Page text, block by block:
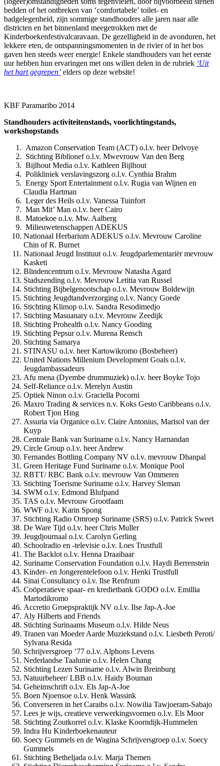
bedden of het ontbreken van ‘comfortabele’ toilet- en
badgelegenheid, zijn sommige standhouders alle jaren naar alle
districten en het binnenland meegetrokken met de
Kinderboekenfestivalcaravaan. De gezelligheid in de avonduren, het
lekkere eten, de ontspanningsmomenten in de rivier of in het bos
gaven hen steeds weer energie! Enkele standhouders van het eerste
uur hebben hun ervaringen met ons willen delen in de rubriek ‘Uit
het hart gegrepen’ elders op deze website!
KBF Paramaribo 2014
Standhouders activiteitenstands, voorlichtingstands,
workshopstands
Amazon Conservation Team (ACT) o.l.v. heer Delvoye
Stichting Biblionef o.l.v. Mwevrouw Van den Berg
Bijlhout Media o.l.v. Kathleen Bijlhout
Polikliniek verslavingszorg o.l.v. Cynthia Brahm
Energy Sport Entertainment o.l.v. Rugia van Wijnen en
Claudia Hartman
Leger des Heils o.l.v. Vanessa Tuinfort
Man Mit’ Man o.l.v. heer Cairo
Matoekoe o.l.v. Mw. Aalberg
Milieuwetenschappen ADEKUS
Nationaal Herbarium ADEKUS o.l.v. Mevrouw Caroline
Chin of R. Burnet
Nationaal Jeugd Instituut o.l.v. Jeugdparlementariër mevrouw
Kasketi
Blindencentrum o.l.v. Mevrouw Natasha Agard
Stadszending o.l.v. Mevrouw Letitia van Russel
Stichting Bijbelgenootschap o.l.v. Mevrouw Boldewijn
Stichting Jeugdtandverzorging o.l.v. Nancy Goede
Stichting Klimop o.l.v. Sandra Resodimedjo
Stichting Masuanary o.l.v. Mevrouw Zeedijk
Stichting Prohealth o.l.v. Nancy Gooding
Stichting Pepsur o.l.v. Murena Rensch
Stichting Samarya
STINASU o.l.v. heer Kartowikromo (Bosbeheer)
United Nations Millenium Development Goals o.l.v.
Jeugdambassadeurs
Afu mena (Dyembe drummuziek) o.l.v. heer Boyke Tojo
Self-Reliance o.l.v. Merelyn Austin
Optiek Ninon o.l.v. Graciella Pocorni
Maxro Trading & services n.v. Koks Gesto Caribbeans o.l.v.
Robert Tjon Hing
Assuria via Organice o.l.v. Claire Antonius, Marisol van der
Kuyp
Centrale Bank van Suriname o.l.v. Nancy Harnandan
Circle Group o.l.v. heer Andrew
Fernandes Bottling Company NV o.l.v. mevrouw Dhanpal
Green Heritage Fund Suriname o.l.v. Monique Pool
RBTT/ RBC Bank o.l.v. mevrouw Van Ommeren
Stichting Toerisme Suriname o.l.v. Harvey Sleman
SWM o.l.v. Edmond Blufpand
TAS o.l.v. Mevrouw Grootfaam
WWF o.l.v. Karin Spong
Stichting Radio Omroep Suriname (SRS) o.l.v. Patrick Sweet
De Ware Tijd o.l.v. heer Chris Muller
Jeugdjournaal o.l.v. Carolyn Gerling
Schoolradio en -televisie o.l.v. Loes Trustfull
The Backlot o.l.v. Henna Draaibaar
Suriname Conservation Foundation o.l.v. Haydi Berrenstein
Kinder- en Jongerentelefoon o.l.v. Henki Trustfull
Sinai Consultancy o.l.v. Ilse Renfrum
Coöperatieve spaar- en kredietbank GODO o.l.v. Emillia
Martodikromo
Accretio Groepspraktijk NV o.l.v. Ilse Jap-A-Joe
Aly Hilberts and Friends
Stichting Surinaams Museum o.l.v. Hilde Neus
Tranen van Moeder Aarde Muziekstand o.l.v. Liesbeth Peroti/
Sylvana Resida
Schrijversgroep ’77 o.l.v. Alphons Levens
Nederlandse Taalunie o.l.v. Helen Chang
Stichting Lezen Suriname o.l.v. Alwin Breinburg
Natuurbeheer/ LBB o.l.v. Haidy Bouman
Geheimschrift o.l.v. Els Jap-A-Joe
Boen Njoensoe o.l.v. Henk Wassink
Converseren in het Caraibs o.l.v. Nowilia Tawjoeram-Sabajo
Lees je wijs, creatieve verwerkingsvormen o.l.v. Els Moor
Stichting Zoutkorrel o.l.v. Klaske Koorndijk-Hummelen
Indra Hu Kinderboekenauteur
Soecy Gummels en de Wagina Schrijversgroep o.l.v. Soecy
Gummels
Stichting Betheljada o.l.v. Marja Themen